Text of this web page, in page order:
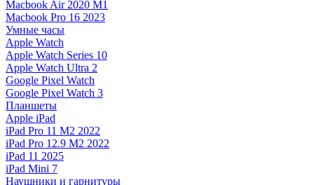
Macbook Air 2020 M1
Macbook Pro 16 2023
Умные часы
Apple Watch
Apple Watch Series 10
Apple Watch Ultra 2
Google Pixel Watch
Google Pixel Watch 3
Планшеты
Apple iPad
iPad Pro 11 M2 2022
iPad Pro 12.9 M2 2022
iPad 11 2025
iPad Mini 7
Наушники и гарнитуры